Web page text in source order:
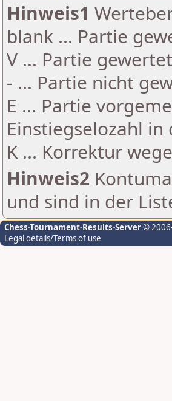
Hinweis1
blank ... Partie
V ... Partie
- ... Partie nicht
E ... Partie
Einstiegselozahl
K ... Korrektur
Hinweis2
und sind in der
Chess-Tournament-Results-Server©
Legal details/Terms of use